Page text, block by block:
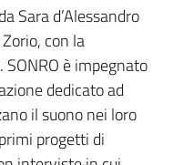
Sara d’Alessandro
con la
è impegnato
dedicato ad
il suono nei loro
progetti di